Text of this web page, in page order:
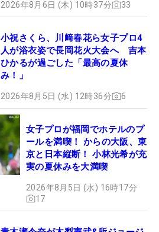
2026年8月6日 (木) 10時37分 33
小祝さくら、川﨑春花ら女子プロ4
人が浴衣姿で長岡花火大会へ 吉本
ひかるが過ごした「最高の夏休
み！」
2026年8月5日 (水) 12時36分 6
女子プロが福岡でホテルのプ
ールを満喫！ からの大阪、東
京と日本縦断！ 小林光希が充
実の夏休みを大満喫
2026年8月5日 (水) 16時17分
17